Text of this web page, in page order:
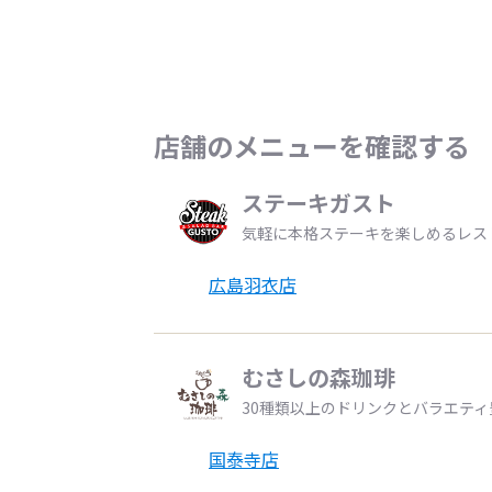
店舗のメニューを確認する
ステーキガスト
気軽に本格ステーキを楽しめるレス
広島羽衣店
むさしの森珈琲
30種類以上のドリンクとバラエテ
国泰寺店